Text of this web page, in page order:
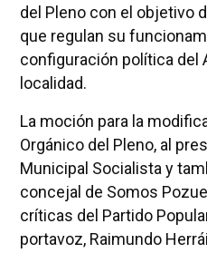
del Pleno con el objetivo
que regulan su
configuración política del
localidad.
La moción para la
Orgánico del Pleno, al
Municipal Socialista y
concejal de Somos
críticas del Partido
portavoz, Raimundo